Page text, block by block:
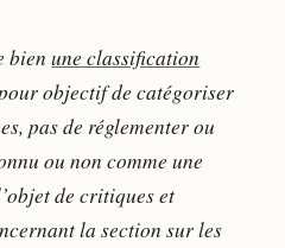
bienune classification
objectif de catégoriser
pas de réglementer ou
ou non comme une
de critiques et
la section sur les